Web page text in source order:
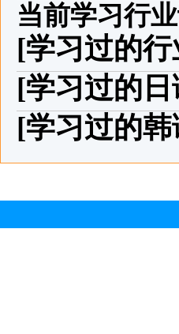
当前学习行业
[学习过的
[学习过的
[学习过的